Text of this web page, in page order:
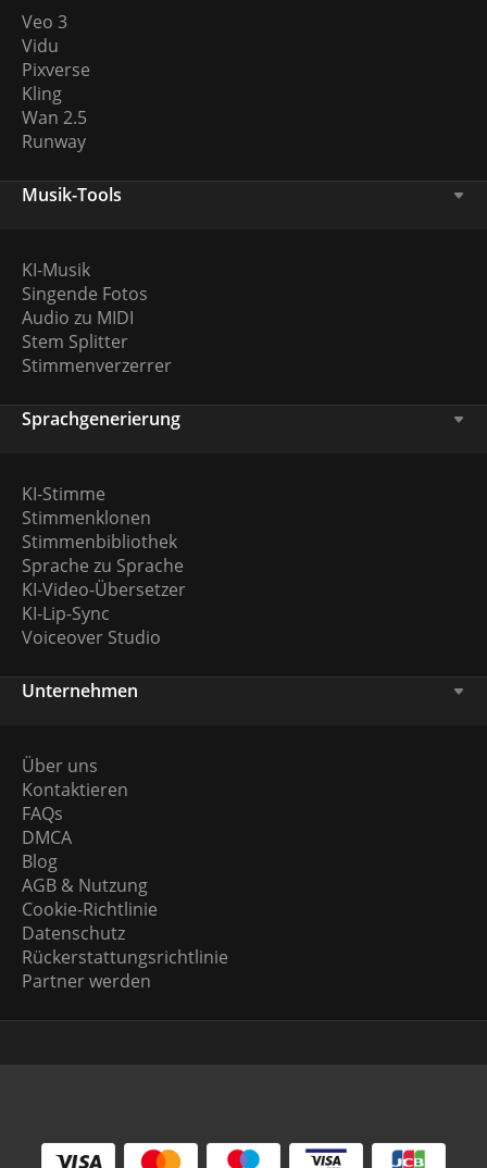
Veo 3
Vidu
Pixverse
Kling
Wan 2.5
Runway
Musik-Tools
KI-Musik
Singende Fotos
Audio zu MIDI
Stem Splitter
Stimmenverzerrer
Sprachgenerierung
KI-Stimme
Stimmenklonen
Stimmenbibliothek
Sprache zu Sprache
KI-Video-Übersetzer
KI-Lip-Sync
Voiceover Studio
Unternehmen
Über uns
Kontaktieren
FAQs
DMCA
Blog
AGB & Nutzung
Cookie-Richtlinie
Datenschutz
Rückerstattungsrichtlinie
Partner werden